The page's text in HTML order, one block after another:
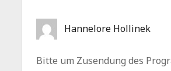
Hannelore Hollinek
Bitte um Zusendung des